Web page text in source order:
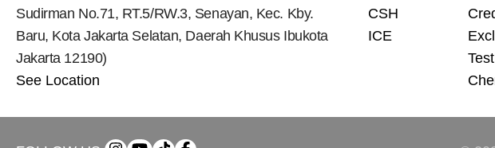
Sudirman No.71, RT.5/RW.3, Senayan, Kec. Kby.
Baru, Kota Jakarta Selatan, Daerah Khusus Ibukota
Jakarta 12190)
See Location
CSH
ICE